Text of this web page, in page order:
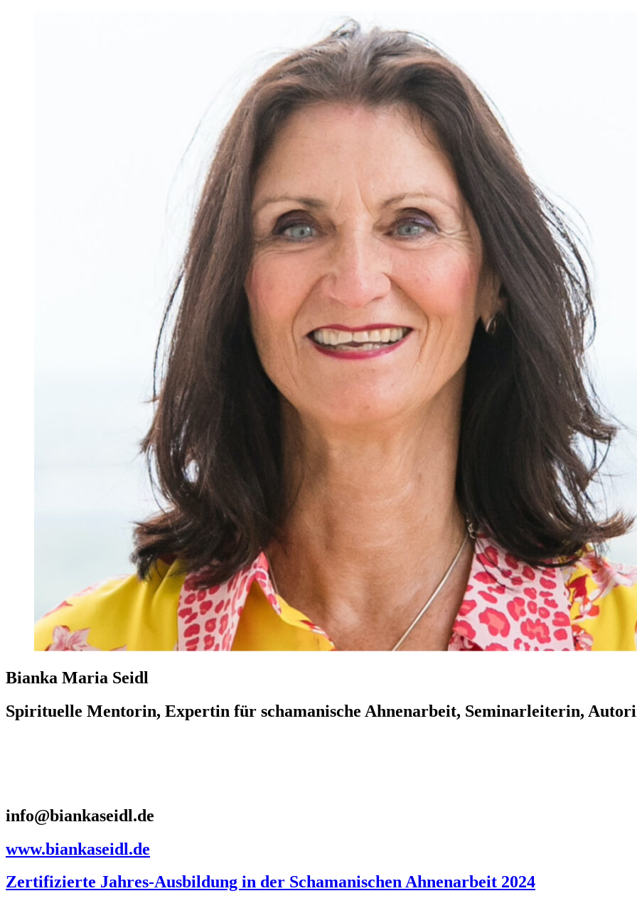
Bianka Maria Seidl
Spirituelle Mentorin, Expertin für schamanische Ahnenarbeit, Seminarleiterin,
info@biankaseidl.de
www.biankaseidl.de
Zertifizierte Jahres-Ausbildung in der Schamanischen Ahnenarbeit 2024